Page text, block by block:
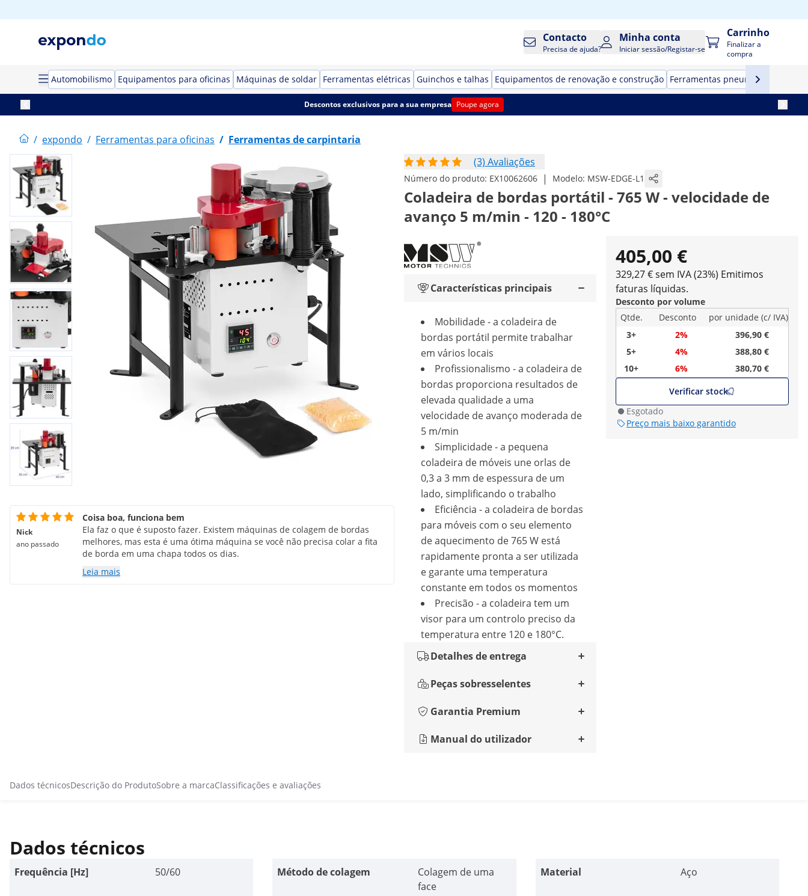
Contacto
Precisa de ajuda?
Minha conta
Iniciar sessão/Registar-se
Carrinho
Finalizar a
compra
Automobilismo Equipamentos para oficinas Máquinas de soldar Ferramentas elétricas Guinchos e talhas Equipamentos de renovação e construção Ferramentas pneumáticas
Descontos exclusivos para a sua empresa Poupe agora
/ expondo / Ferramentas para oficinas / Ferramentas de carpintaria
(3) Avaliações
Número do produto: EX10062606 | Modelo: MSW-EDGE-L1
Coladeira de bordas portátil - 765 W - velocidade de
avanço 5 m/min - 120 - 180°C
405,00 €
329,27 € sem IVA (23%) Emitimos
faturas líquidas.
Desconto por volume
Qtde.
Desconto
por unidade (c/ IVA)
3+
2%
396,90 €
5+
4%
388,80 €
10+
6%
380,70 €
Verificar stock
Esgotado
Preço mais baixo garantido
Características principais
Mobilidade - a coladeira de
bordas portátil permite trabalhar
em vários locais
Profissionalismo - a coladeira de
bordas proporciona resultados de
elevada qualidade a uma
velocidade de avanço moderada de
5 m/min
Simplicidade - a pequena
coladeira de móveis une orlas de
0,3 a 3 mm de espessura de um
lado, simplificando o trabalho
Eficiência - a coladeira de bordas
para móveis com o seu elemento
de aquecimento de 765 W está
rapidamente pronta a ser utilizada
e garante uma temperatura
constante em todos os momentos
Precisão - a coladeira tem um
visor para um controlo preciso da
temperatura entre 120 e 180°C.
Detalhes de entrega
Peças sobresselentes
Garantia Premium
Manual do utilizador
Nick
ano passado
Coisa boa, funciona bem
Ela faz o que é suposto fazer. Existem máquinas de colagem de bordas
melhores, mas esta é uma ótima máquina se você não precisa colar a fita
de borda em uma chapa todos os dias.
Leia mais
Dados técnicosDescrição do ProdutoSobre a marcaClassificações e avaliações
Dados técnicos
Frequência [Hz] 50/60 Método de colagem
Colagem de uma
face
Material Aço